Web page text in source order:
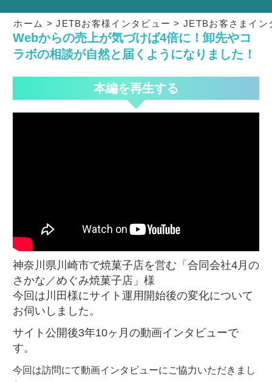
ホーム >JETBお客様インタビュー >JETBお客さまイン
Webからの売上が気づけば4倍に！卸先やコ
ラボの相談が自然と届くようになりました！
本編を再生する
神奈川県川崎市で焼菓子店を営む「合同会社4月の
さかな／めぐみ焼菓子店」様
今回は川田様にサイト運用開始後の変化について
お伺いしました。
サイト公開後3年10ヶ月の動画インタビューで
す。
今回は訪問にて動画インタビューにご協力いただきまし